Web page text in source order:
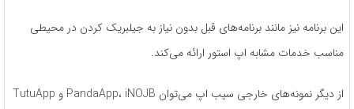
این برنامه نیز مانند برنامه‌های قبل بدون نیاز به جیلبریک کردن در محیطی
مناسب خدمات مشابه اپ استور ارائه می‌کند.
از دیگر نمونه‌های خارجی سیب اپ می‌توان PandaApp، iNOJB و TutuApp